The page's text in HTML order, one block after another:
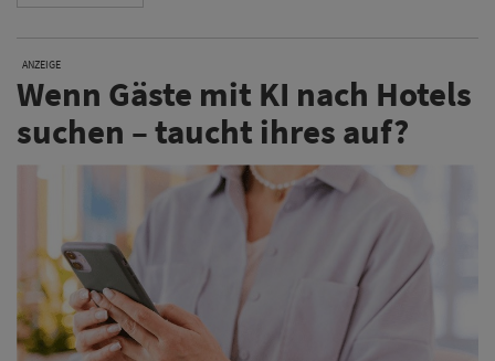
ANZEIGE
Wenn Gäste mit KI nach Hotels
suchen – taucht ihres auf?